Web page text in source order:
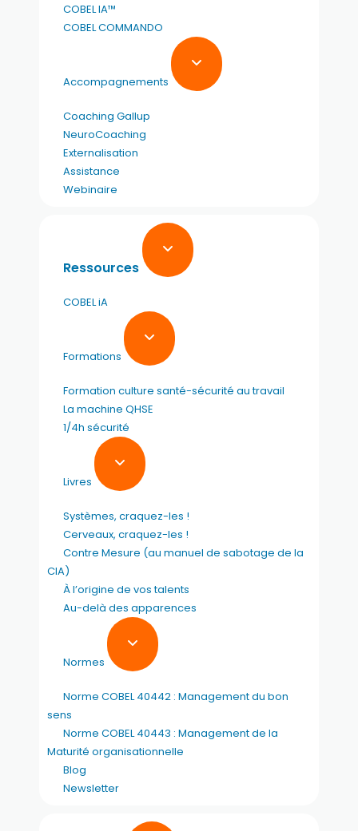
COBEL IA™
COBEL COMMANDO
Accompagnements
Coaching Gallup
NeuroCoaching
Externalisation
Assistance
Webinaire
Ressources
COBEL iA
Formations
Formation culture santé-sécurité au travail
La machine QHSE
1/4h sécurité
Livres
Systèmes, craquez-les !
Cerveaux, craquez-les !
Contre Mesure (au manuel de sabotage de la
CIA)
À l’origine de vos talents
Au-delà des apparences
Normes
Norme COBEL 40442 : Management du bon
sens
Norme COBEL 40443 : Management de la
Maturité organisationnelle
Blog
Newsletter